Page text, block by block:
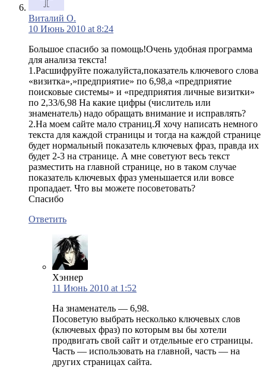
Виталий О.
10 Июнь 2010 at 8:24
Большое спасибо за помощь!Очень удобная программа
для анализа текста!
1.Расшифруйте пожалуйста,показатель ключевого слова
«визитка»,»предприятие» по 6,98,а «предприятие
поисковые системы» и «предприятия личные визитки»
по 2,33/6,98 На какие цифры (числитель или
знаменатель) надо обращать внимание и исправлять?
2.На моем сайте мало страниц.Я хочу написать немного
текста для каждой страницы и тогда на каждой странице
будет нормальный показатель ключевых фраз, правда их
будет 2-3 на странице. А мне советуют весь текст
разместить на главной странице, но в таком случае
показатель ключевых фраз уменьшается или вовсе
пропадает. Что вы можете посоветовать?
Спасибо
Ответить
Хэннер
11 Июнь 2010 at 1:52
На знаменатель — 6,98.
Посоветую выбрать несколько ключевых слов
(ключевых фраз) по которым вы бы хотели
продвигать свой сайт и отдельные его страницы.
Часть — использовать на главной, часть — на
других страницах сайта.